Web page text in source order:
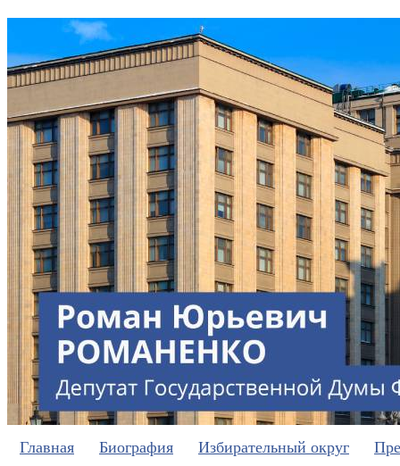
Главная Биография Избирательный округ